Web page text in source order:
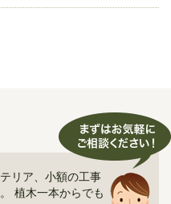
リア、小額の工事
植木一本からでも